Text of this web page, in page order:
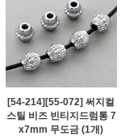
[54-214][55-072] 써지컬
스틸 비즈 빈티지드럼통 7
x7mm 무도금 (1개)